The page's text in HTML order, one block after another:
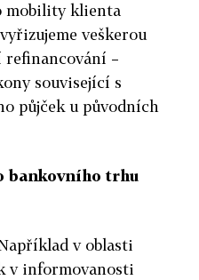
mobility klienta
veškerou
–
související s
půjček u původních
bankovního trhu
v oblasti
v informovanosti